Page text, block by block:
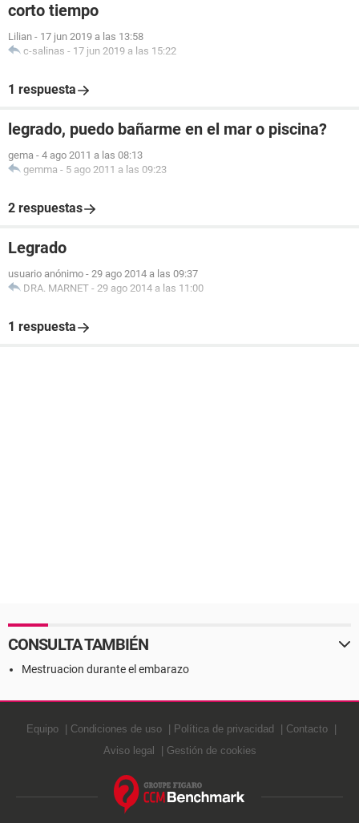
corto tiempo
Lilian - 17 jun 2019 a las 13:58
c-salinas - 17 jun 2019 a las 15:22
1 respuesta
legrado, puedo bañarme en el mar o piscina?
gema - 4 ago 2011 a las 08:13
gemma - 5 ago 2011 a las 09:23
2 respuestas
Legrado
usuario anónimo - 29 ago 2014 a las 09:37
DRA. MARNET - 29 ago 2014 a las 11:00
1 respuesta
CONSULTA TAMBIÉN
Mestruacion durante el embarazo
Equipo Condiciones de uso Política de privacidad
Contacto
Aviso legal
Gestión de cookies